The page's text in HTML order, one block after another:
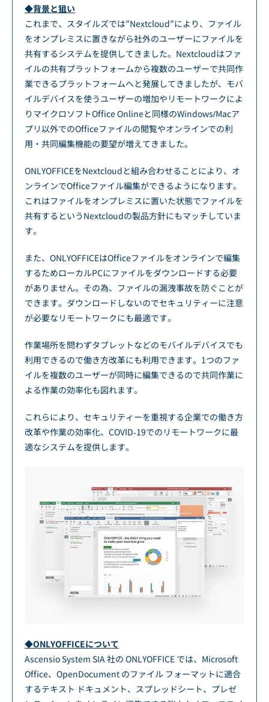
◆背景と狙い
これまで、スタイルズでは”Nextcloud”により、ファイル
をオンプレミスに置きながら社外のユーザーにファイルを
共有するシステムを提供してきました。Nextcloudはファ
イルの共有プラットフォームから複数のユーザーで共同作
業できるプラットフォームへと発展してきましたが、モバ
イルデバイスを使うユーザーの増加やリモートワークによ
りマイクロソフトOffice Onlineと同様のWindows/Macア
プリ以外でのOfficeファイルの閲覧やオンラインでの利
用・共同編集機能の要望が増えてきました。
ONLYOFFICEをNextcloudと組み合わせることにより、オ
ンラインでOfficeファイル編集ができるようになります。
これはファイルをオンプレミスに置いた状態でファイルを
共有するというNextcloudの製品方針にもマッチしていま
す。
また、ONLYOFFICEはOfficeファイルをオンラインで編集
するためローカルPCにファイルをダウンロードする必要
がありません。その為、ファイルの漏洩事故を防ぐことが
できます。ダウンロードしないのでセキュリティーに注意
が必要なリモートワークにも最適です。
作業場所を問わずタブレットなどのモバイルデバイスでも
利用できるので働き方改革にも利用できます。1つのファ
イルを複数のユーザーが同時に編集できるので共同作業に
よる作業の効率化も図れます。
これらにより、セキュリティーを重視する企業での働き方
改革や作業の効率化、COVID-19でのリモートワークに最
適なシステムを提供します。
◆ONLYOFFICEについて
Ascensio System SIA 社の ONLYOFFICE では、Microsoft
Office、OpenDocument のファイル フォーマットに適合
するテキスト ドキュメント、スプレッドシート、プレゼ